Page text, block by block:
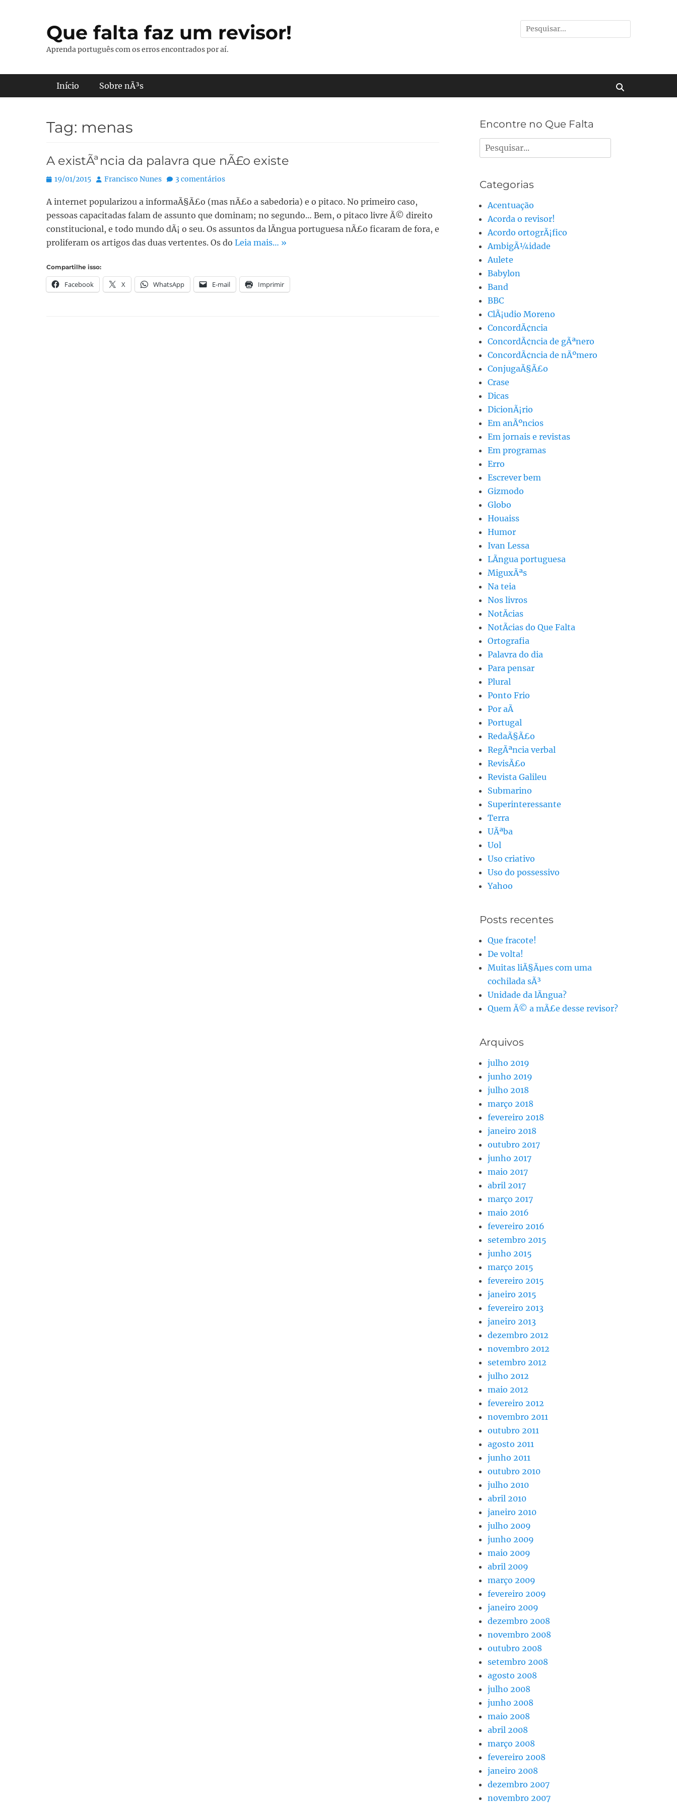
Que falta faz um revisor!
Aprenda português com os erros encontrados por aí.
Pesquisar
por:
Menu principal
Início Sobre nÃ³s
Tag: menas
A existÃªncia da palavra que nÃ£o existe
Posted
19/01/2015 Autor:
Francisco Nunes 3 comentários
A internet popularizou a informaÃ§Ã£o (mas nÃ£o a sabedoria) e o pitaco. No primeiro caso,
pessoas capacitadas falam de assunto que dominam; no segundo… Bem, o pitaco livre Ã© direito
constitucional, e todo mundo dÃ¡ o seu. Os assuntos da lÃ­ngua portuguesa nÃ£o ficaram de fora, e
proliferam os artigos das duas vertentes. Os do Leia mais… »
Compartilhe isso:
Facebook X WhatsApp E-mail Imprimir
Encontre no Que Falta
Pesquisar
por:
Categorias
Acentuação
Acorda o revisor!
Acordo ortogrÃ¡fico
AmbigÃ¼idade
Aulete
Babylon
Band
BBC
ClÃ¡udio Moreno
ConcordÃ¢ncia
ConcordÃ¢ncia de gÃªnero
ConcordÃ¢ncia de nÃºmero
ConjugaÃ§Ã£o
Crase
Dicas
DicionÃ¡rio
Em anÃºncios
Em jornais e revistas
Em programas
Erro
Escrever bem
Gizmodo
Globo
Houaiss
Humor
Ivan Lessa
LÃ­ngua portuguesa
MiguxÃªs
Na teia
Nos livros
NotÃ­cias
NotÃ­cias do Que Falta
Ortografia
Palavra do dia
Para pensar
Plural
Ponto Frio
Por aÃ­
Portugal
RedaÃ§Ã£o
RegÃªncia verbal
RevisÃ£o
Revista Galileu
Submarino
Superinteressante
Terra
UÃªba
Uol
Uso criativo
Uso do possessivo
Yahoo
Posts recentes
Que fracote!
De volta!
Muitas liÃ§Ãµes com uma
cochilada sÃ³
Unidade da lÃ­ngua?
Quem Ã© a mÃ£e desse revisor?
Arquivos
julho 2019
junho 2019
julho 2018
março 2018
fevereiro 2018
janeiro 2018
outubro 2017
junho 2017
maio 2017
abril 2017
março 2017
maio 2016
fevereiro 2016
setembro 2015
junho 2015
março 2015
fevereiro 2015
janeiro 2015
fevereiro 2013
janeiro 2013
dezembro 2012
novembro 2012
setembro 2012
julho 2012
maio 2012
fevereiro 2012
novembro 2011
outubro 2011
agosto 2011
junho 2011
outubro 2010
julho 2010
abril 2010
janeiro 2010
julho 2009
junho 2009
maio 2009
abril 2009
março 2009
fevereiro 2009
janeiro 2009
dezembro 2008
novembro 2008
outubro 2008
setembro 2008
agosto 2008
julho 2008
junho 2008
maio 2008
abril 2008
março 2008
fevereiro 2008
janeiro 2008
dezembro 2007
novembro 2007